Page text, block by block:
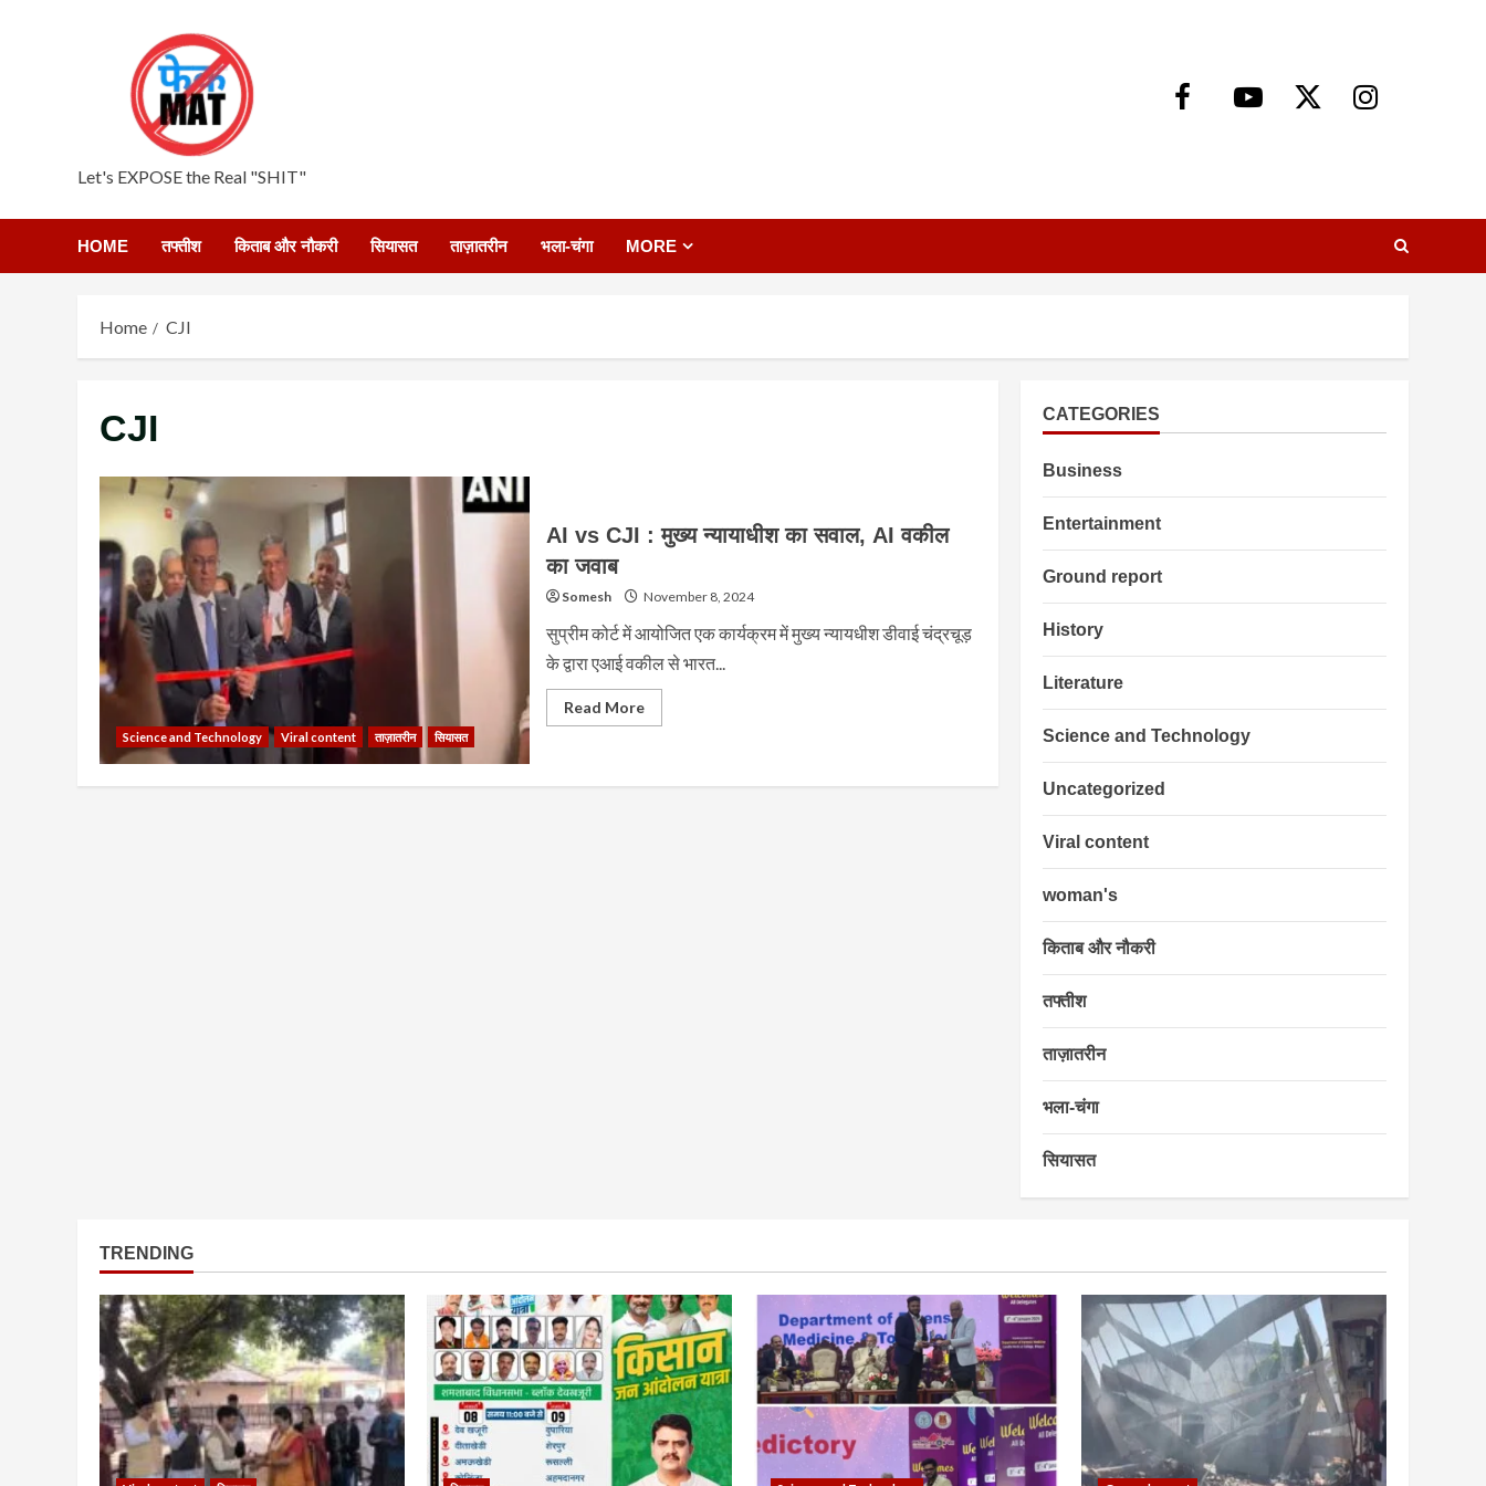
Let's EXPOSE the Real "SHIT"
FacebookYoutubeX Instagram
HOME तफ्तीश किताब और नौकरी सियासत ताज़ातरीन भला-चंगा MORE
Home CJI
CJI
Science and Technology Viral content ताज़ातरीन सियासत
AI vs CJI : मुख्य न्यायाधीश का सवाल, AI वकील
का जवाब
Somesh November 8, 2024
सुप्रीम कोर्ट में आयोजित एक कार्यक्रम में मुख्य न्यायधीश डीवाई चंद्रचूड़
के द्वारा एआई वकील से भारत...
Read MoreRead
more
CJI
CATEGORIES
Business
Entertainment
Ground report
History
Literature
Science and Technology
Uncategorized
Viral content
woman's
किताब और नौकरी
तफ्तीश
ताज़ातरीन
भला-चंगा
सियासत
TRENDING